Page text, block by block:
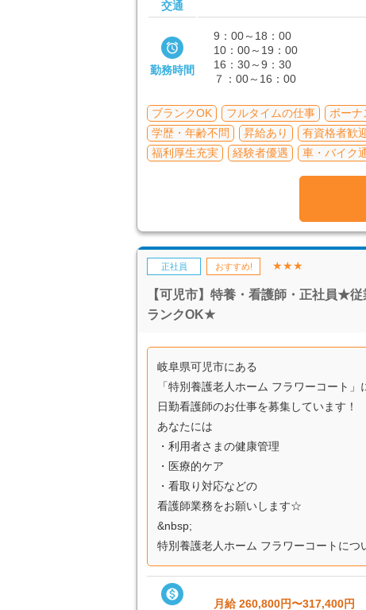
交通

勤務時間
9：00～18：00
10：00～19：00
16：30～9：30
７：00～16：00
ブランクOK フルタイムの仕事 ボーナ
学歴・年齢不問
昇給あり 有資格者歓
福利厚生充実
経験者優遇 車・バイク
正社員 おすすめ! ★★★
【可児市】特養・看護師・正社員★
ランクOK★
岐阜県可児市にある
「特別養護老人ホーム フラワーコート」
日勤看護師のお仕事を募集しています！
あなたには
・利用者さまの健康管理
・医療的ケア
・看取り対応などの
看護師業務をお願いします☆
&nbsp;
特別養護老人ホーム フラワーコートにつ

月給 260,800円〜317,400円